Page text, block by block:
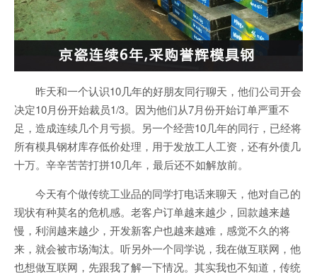
昨天和一个认识10几年的好朋友同行聊天，他们公司开会
决定10月份开始裁员1/3。因为他们从7月份开始订单严重不
足，造成连续几个月亏损。另一个经营10几年的同行，已经将
所有模具钢材库存低价处理，用于发放工人工资，还有外债几
十万。辛辛苦苦打拼10几年，最后还不如解放前。
今天有个做传统工业品的同学打电话来聊天，他对自己的
现状有种莫名的危机感。老客户订单越来越少，回款越来越
慢，利润越来越少，开发新客户也越来越难，感觉不久的将
来，就会被市场淘汰。听另外一个同学说，我在做互联网，他
也想做互联网，先跟我了解一下情况。其实我也不知道，传统